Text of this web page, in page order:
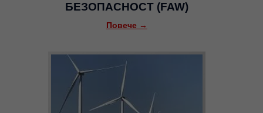
БЕЗОПАСНОСТ (FAW)
Повече →